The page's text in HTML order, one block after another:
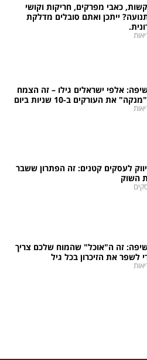
כאבי מפרקים, חריקות וקושי
ייתכן ואתם סובלים מדלקת
אלפי ישראלים גילו – זה הצמח
את העורקים ב-10 שניות ביום
לעסקים קטנים: זה הפתרון ששבר
השוק
זה ה"אוכל" שהמוח שלכם צריך
לשפר את הזיכרון בכל גיל